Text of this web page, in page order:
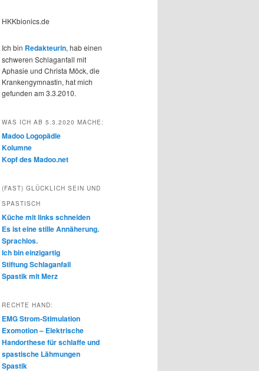
HKKbionics.de
Ich bin Redakteurin, hab einen
schweren Schlaganfall mit
Aphasie und Christa Möck, die
Krankengymnastin, hat mich
gefunden am 3.3.2010.
WAS ICH AB 5.3.2020 MACHE:
Madoo Logopädie
Kolumne
Kopf des Madoo.net
(FAST) GLÜCKLICH SEIN UND
SPASTISCH
Küche mit links schneiden
Es ist eine stille Annäherung.
Sprachlos.
Ich bin einzigartig
Stiftung Schlaganfall
Spastik mit Merz
RECHTE HAND:
EMG Strom-Stimulation
Exomotion – Elektrische
Handorthese für schlaffe und
spastische Lähmungen
Spastik